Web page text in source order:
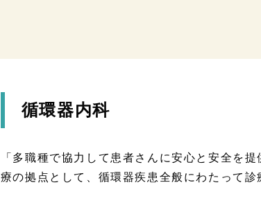
循環器内科
「多職種で協力して患者さんに安心と安全を
療の拠点として、循環器疾患全般にわたって診